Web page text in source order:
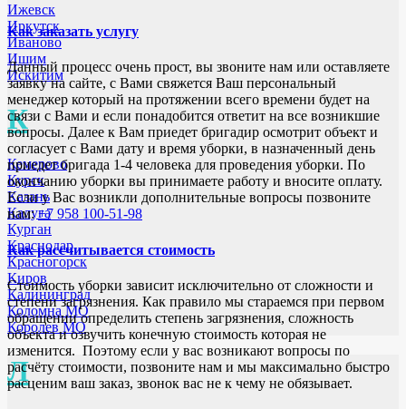
Ижевск
Иркутск
Иваново
Ишим
Искитим
К
Кемерово
Курск
Казань
Калуга
Курган
Краснодар
Красногорск
Киров
Калининград
Коломна МО
Королев МО
Л
Как заказать услугу
Данный процесс очень прост, вы звоните нам или оставляете
заявку на сайте, с Вами свяжется Ваш персональный
менеджер который на протяжении всего времени будет на
связи с Вами и если понадобится ответит на все возникшие
вопросы. Далее к Вам приедет бригадир осмотрит объект и
согласует с Вами дату и время уборки, в назначенный день
приедет бригада 1-4 человека для проведения уборки. По
окончанию уборки вы принимаете работу и вносите оплату.
Если у Вас возникли дополнительные вопросы позвоните
нам:+7 958 100-51-98
Как рассчитывается стоимость
Стоимость уборки зависит исключительно от сложности и
степени загрязнения. Как правило мы стараемся при первом
обращении определить степень загрязнения, сложность
объекта и озвучить конечную стоимость которая не
изменится. Поэтому если у вас возникают вопросы по
расчёту стоимости, позвоните нам и мы максимально быстро
расценим ваш заказ, звонок вас не к чему не обязывает.